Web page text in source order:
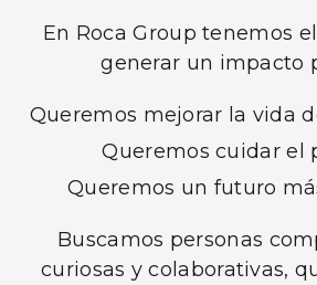
En Roca Group tenemos
generar un impacto
Queremos mejorar la vida
Queremos cuidar el
Queremos un futuro
Buscamos personas
curiosas y colaborativas,